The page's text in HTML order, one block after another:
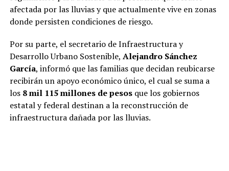
afectada por las lluvias y que actualmente vive en zonas
donde persisten condiciones de riesgo.
Por su parte, el secretario de Infraestructura y
Desarrollo Urbano Sostenible, Alejandro Sánchez
García, informó que las familias que decidan reubicarse
recibirán un apoyo económico único, el cual se suma a
los 8 mil 115 millones de pesosque los gobiernos
estatal y federal destinan a la reconstrucción de
infraestructura dañada por las lluvias.